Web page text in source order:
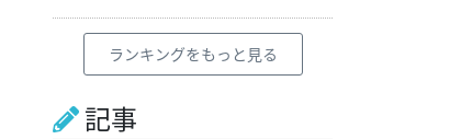
ランキングをもっと見る
記事